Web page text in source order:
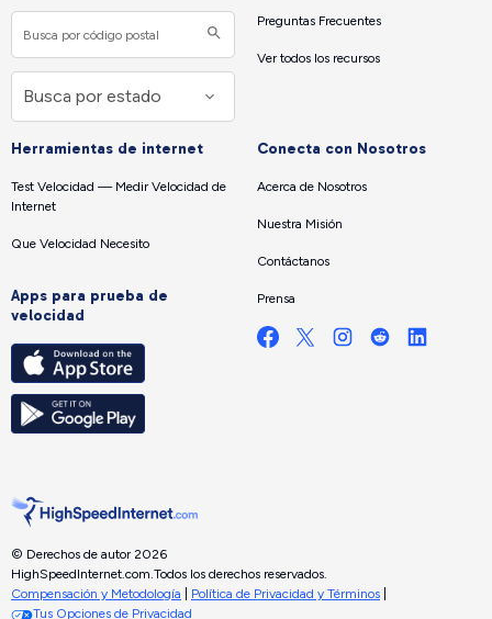
Preguntas Frecuentes
Ver todos los recursos
Herramientas de internet
Test Velocidad — Medir Velocidad de
Internet
Que Velocidad Necesito
Apps para prueba de
velocidad
Conecta con Nosotros
Acerca de Nosotros
Nuestra Misión
Contáctanos
Prensa
© Derechos de autor 2026
HighSpeedInternet.com. Todos los derechos reservados.
Compensación y Metodología
Política de Privacidad y Términos
Tus Opciones de Privacidad